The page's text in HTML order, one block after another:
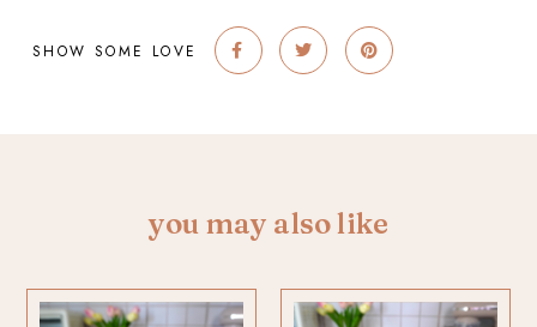
SHOW SOME LOVE
you may also like